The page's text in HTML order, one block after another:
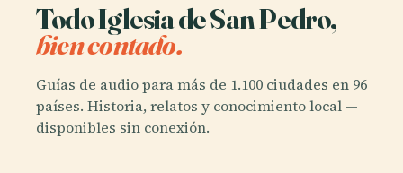
Todo Iglesia de San Pedro,
bien contado.
Guías de audio para más de 1.100 ciudades en 96
países. Historia, relatos y conocimiento local —
disponibles sin conexión.